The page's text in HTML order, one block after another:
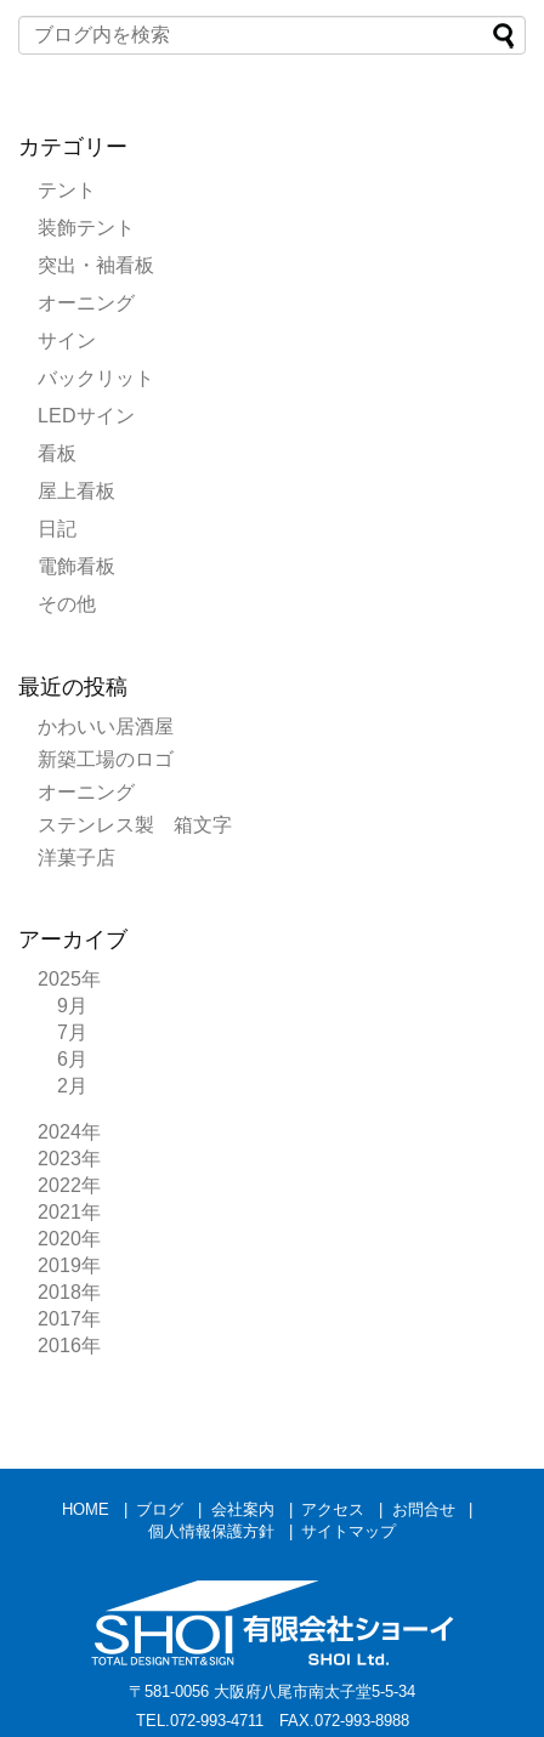
カテゴリー
テント
装飾テント
突出・袖看板
オーニング
サイン
バックリット
LEDサイン
看板
屋上看板
日記
電飾看板
その他
最近の投稿
かわいい居酒屋
新築工場のロゴ
オーニング
ステンレス製 箱文字
洋菓子店
アーカイブ
2025年
9月
7月
6月
2月
2024年
2023年
2022年
2021年
2020年
2019年
2018年
2017年
2016年
HOME ブログ 会社案内 アクセス
お問合せ
個人情報保護方針
サイトマップ
〒581-0056 大阪府八尾市南太子堂5-5-34
TEL.072-993-4711 FAX.072-993-8988